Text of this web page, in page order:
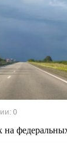
0
на